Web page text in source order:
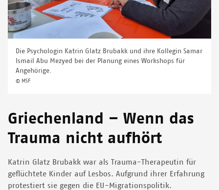
Die Psychologin Katrin Glatz Brubakk und ihre Kollegin Samar
Ismail Abu Mezyed bei der Planung eines Workshops für
Angehörige.
© MSF
Griechenland – Wenn das
Trauma nicht aufhört
Katrin Glatz Brubakk war als Trauma-Therapeutin für
geflüchtete Kinder auf Lesbos. Aufgrund ihrer Erfahrung
protestiert sie gegen die EU-Migrationspolitik.